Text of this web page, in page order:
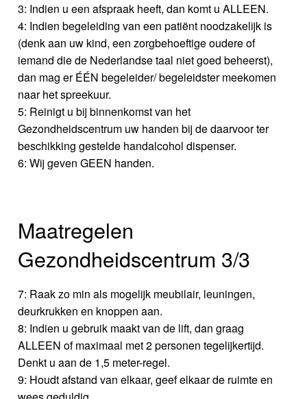
3: Indien u een afspraak heeft, dan komt u ALLEEN.
4: Indien begeleiding van een patiënt noodzakelijk is
(denk aan uw kind, een zorgbehoeftige oudere of
iemand die de Nederlandse taal niet goed beheerst),
dan mag er ÉÉN begeleider/ begeleidster meekomen
naar het spreekuur.
5: Reinigt u bij binnenkomst van het
Gezondheidscentrum uw handen bij de daarvoor ter
beschikking gestelde handalcohol dispenser.
6: Wij geven GEEN handen.
Maatregelen
Gezondheidscentrum 3/3
7: Raak zo min als mogelijk meubilair, leuningen,
deurkrukken en knoppen aan.
8: Indien u gebruik maakt van de lift, dan graag
ALLEEN of maximaal met 2 personen tegelijkertijd.
Denkt u aan de 1,5 meter-regel.
9: Houdt afstand van elkaar, geef elkaar de ruimte en